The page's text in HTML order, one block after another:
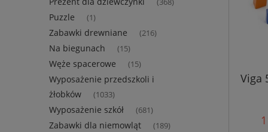
(368)
Puzzle (1)
Zabawki drewniane (216)
Na biegunach (15)
Węże spacerowe (15)
Wyposażenie przedszkoli i
żłobków
(1033)
Wyposażenie szkół (681)
Zabawki dla niemowląt (189)
Viga